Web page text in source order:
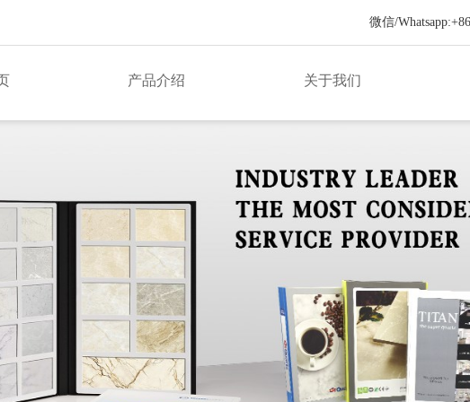
微信/
产品介绍 关于我们